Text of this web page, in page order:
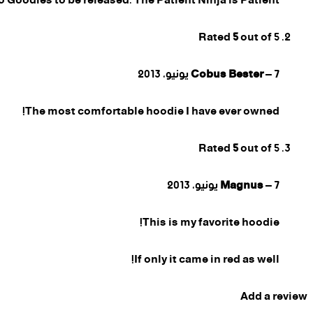
Rated5out of 5
Cobus Bester–7 يونيو، 2013
The most comfortable hoodie I have ever owned!
Rated5out of 5
Magnus–7 يونيو، 2013
This is my favorite hoodie!
If only it came in red as well!
Add a review